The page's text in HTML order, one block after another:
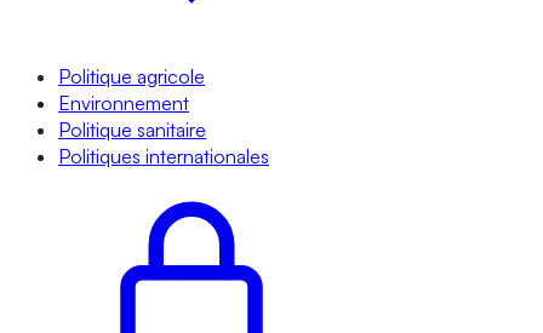
Politique agricole
Environnement
Politique sanitaire
Politiques internationales